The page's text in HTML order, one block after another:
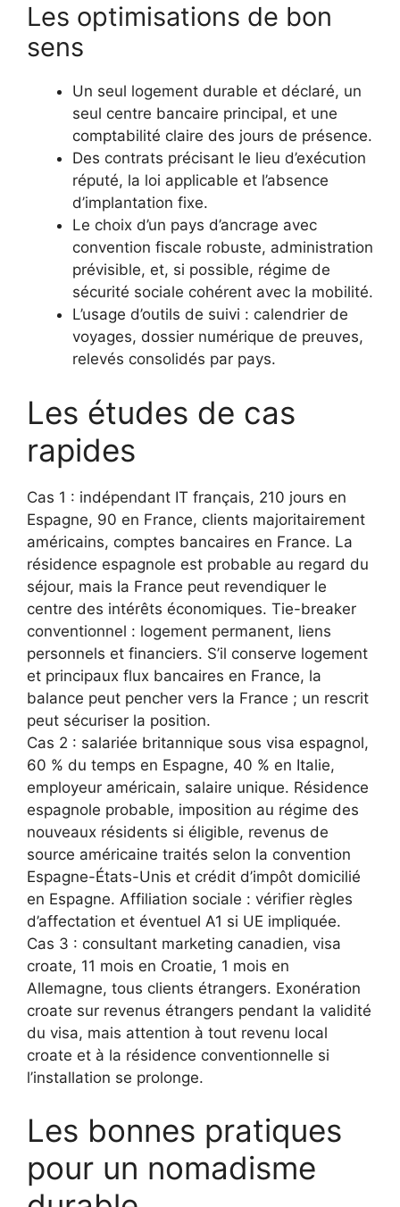
Les optimisations de bon
sens
Un seul logement durable et déclaré, un
seul centre bancaire principal, et une
comptabilité claire des jours de présence.
Des contrats précisant le lieu d’exécution
réputé, la loi applicable et l’absence
d’implantation fixe.
Le choix d’un pays d’ancrage avec
convention fiscale robuste, administration
prévisible, et, si possible, régime de
sécurité sociale cohérent avec la mobilité.
L’usage d’outils de suivi : calendrier de
voyages, dossier numérique de preuves,
relevés consolidés par pays.
Les études de cas
rapides
Cas 1 : indépendant IT français, 210 jours en
Espagne, 90 en France, clients majoritairement
américains, comptes bancaires en France. La
résidence espagnole est probable au regard du
séjour, mais la France peut revendiquer le
centre des intérêts économiques. Tie-breaker
conventionnel : logement permanent, liens
personnels et financiers. S’il conserve logement
et principaux flux bancaires en France, la
balance peut pencher vers la France ; un rescrit
peut sécuriser la position.
Cas 2 : salariée britannique sous visa espagnol,
60 % du temps en Espagne, 40 % en Italie,
employeur américain, salaire unique. Résidence
espagnole probable, imposition au régime des
nouveaux résidents si éligible, revenus de
source américaine traités selon la convention
Espagne-États-Unis et crédit d’impôt domicilié
en Espagne. Affiliation sociale : vérifier règles
d’affectation et éventuel A1 si UE impliquée.
Cas 3 : consultant marketing canadien, visa
croate, 11 mois en Croatie, 1 mois en
Allemagne, tous clients étrangers. Exonération
croate sur revenus étrangers pendant la validité
du visa, mais attention à tout revenu local
croate et à la résidence conventionnelle si
l’installation se prolonge.
Les bonnes pratiques
pour un nomadisme